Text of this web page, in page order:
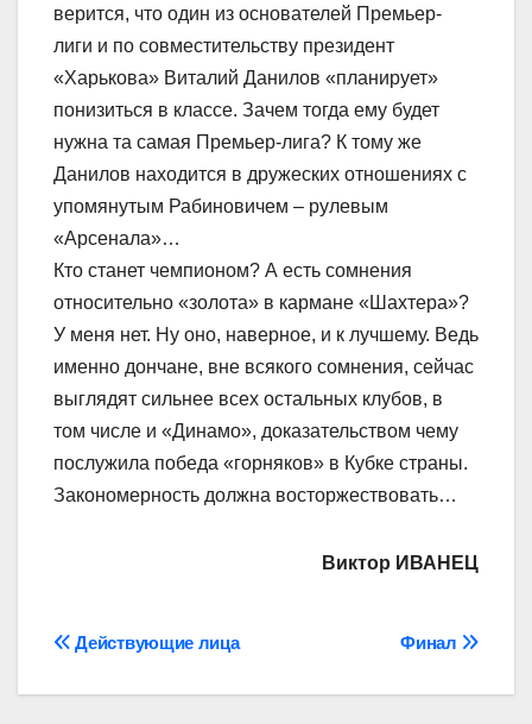
верится, что один из основателей Премьер-
лиги и по совместительству президент
«Харькова» Виталий Данилов «планирует»
понизиться в классе. Зачем тогда ему будет
нужна та самая Премьер-лига? К тому же
Данилов находится в дружеских отношениях с
упомянутым Рабиновичем – рулевым
«Арсенала»…
Кто станет чемпионом? А есть сомнения
относительно «золота» в кармане «Шахтера»?
У меня нет. Ну оно, наверное, и к лучшему. Ведь
именно дончане, вне всякого сомнения, сейчас
выглядят сильнее всех остальных клубов, в
том числе и «Динамо», доказательством чему
послужила победа «горняков» в Кубке страны.
Закономерность должна восторжествовать…
Виктор ИВАНЕЦ
Навігація
записів
Финал
Действующие лица